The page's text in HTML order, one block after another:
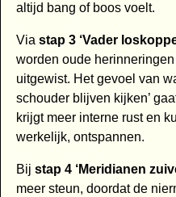
altijd bang of boos voelt.
Via stap 3 ‘Vader
worden oude
uitgewist. Het gevoel van
schouder blijven kijken’
krijgt meer interne rust en
werkelijk, ontspannen.
Bij stap 4 ‘Meridianen
meer steun, doordat de